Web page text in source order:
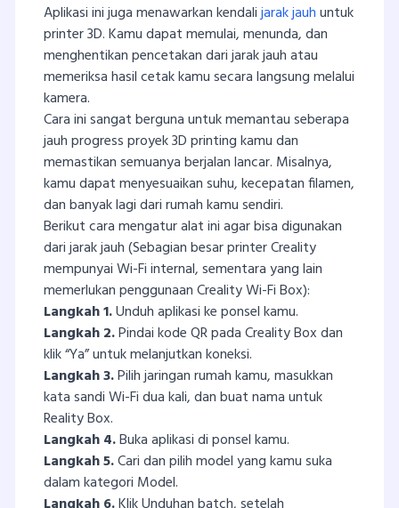
Aplikasi ini juga menawarkan kendalijarak jauhuntuk
printer 3D. Kamu dapat memulai, menunda, dan
menghentikan pencetakan dari jarak jauh atau
memeriksa hasil cetak kamu secara langsung melalui
kamera.
Cara ini sangat berguna untuk memantau seberapa
jauh progress proyek 3D printing kamu dan
memastikan semuanya berjalan lancar. Misalnya,
kamu dapat menyesuaikan suhu, kecepatan filamen,
dan banyak lagi dari rumah kamu sendiri.
Berikut cara mengatur alat ini agar bisa digunakan
dari jarak jauh (Sebagian besar printer Creality
mempunyai Wi-Fi internal, sementara yang lain
memerlukan penggunaan Creality Wi-Fi Box):
Langkah 1.Unduh aplikasi ke ponsel kamu.
Langkah 2.Pindai kode QR pada Creality Box dan
klik “Ya” untuk melanjutkan koneksi.
Langkah 3.Pilih jaringan rumah kamu, masukkan
kata sandi Wi-Fi dua kali, dan buat nama untuk
Reality Box.
Langkah 4.Buka aplikasi di ponsel kamu.
Langkah 5.Cari dan pilih model yang kamu suka
dalam kategori Model.